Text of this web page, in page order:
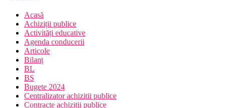
Acasă
Achiziții publice
Activități educative
Agenda conducerii
Articole
Bilanț
BL
BS
Bugete 2024
Centralizator achizitii publice
Contracte achizitii publice